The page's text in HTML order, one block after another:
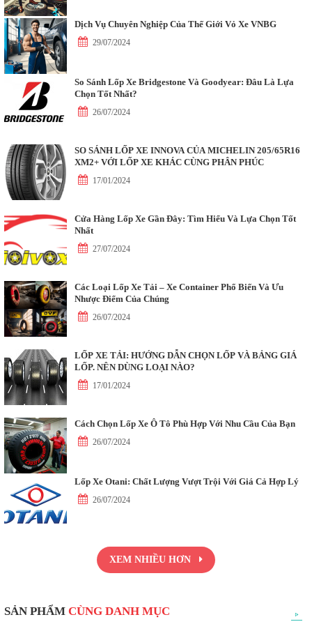
Dịch Vụ Chuyên Nghiệp Của Thế Giới Vỏ Xe VNBG
29/07/2024
So Sánh Lốp Xe Bridgestone Và Goodyear: Đâu Là Lựa
Chọn Tốt Nhất?
26/07/2024
SO SÁNH LỐP XE INNOVA CỦA MICHELIN 205/65R16
XM2+ VỚI LỐP XE KHÁC CÙNG PHÂN PHÚC
17/01/2024
Cửa Hàng Lốp Xe Gần Đây: Tìm Hiểu Và Lựa Chọn Tốt
Nhất
27/07/2024
Các Loại Lốp Xe Tải – Xe Container Phổ Biến Và Ưu
Nhược Điểm Của Chúng
26/07/2024
LỐP XE TẢI: HƯỚNG DẪN CHỌN LỐP VÀ BẢNG GIÁ
LỐP. NÊN DÙNG LOẠI NÀO?
17/01/2024
Cách Chọn Lốp Xe Ô Tô Phù Hợp Với Nhu Cầu Của Bạn
26/07/2024
Lốp Xe Otani: Chất Lượng Vượt Trội Với Giá Cả Hợp Lý
26/07/2024
XEM NHIỀU HƠN
SẢN PHẨM CÙNG DANH MỤC